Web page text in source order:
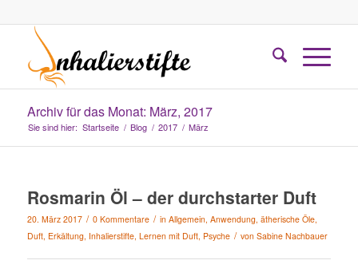
Archiv für das Monat: März, 2017
Sie sind hier: Startseite / Blog / 2017 / März
Rosmarin Öl – der durchstarter Duft
20. März 2017 / 0 Kommentare / in Allgemein, Anwendung, ätherische Öle,
Duft, Erkältung, Inhalierstifte, Lernen mit Duft, Psyche / von Sabine Nachbauer